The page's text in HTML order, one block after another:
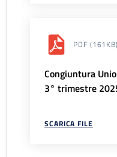
PDF (161KB)
Congiuntura
3° trimestre
SCARICA FILE